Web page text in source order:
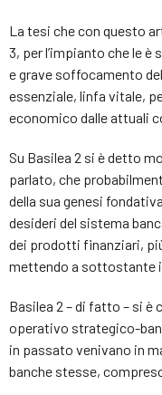
La tesi che con questo
3, per l’impianto che le
e grave soffocamento
essenziale, linfa vitale,
economico dalle attuali
Su Basilea 2 si è detto
parlato, che
della sua genesi
desideri del sistema
dei prodotti finanziari,
mettendo a sottostante
Basilea 2 – di fatto – si
operativo strategico-
in passato venivano in
banche stesse,